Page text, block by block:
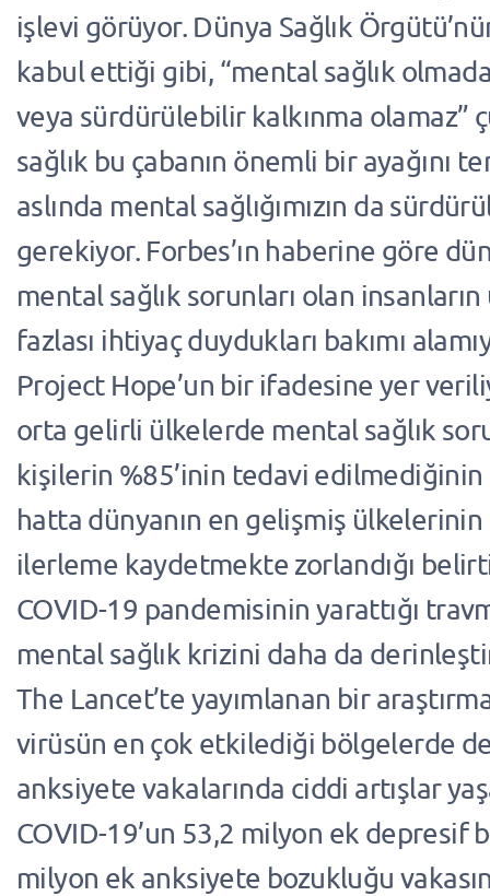
işlevi görüyor. Dünya Sağlık
kabul ettiği gibi, “mental sağlık
veya sürdürülebilir kalkınma olamaz”
sağlık bu çabanın önemli bir ayağını
aslında mental sağlığımızın da
gerekiyor. Forbes’ın haberine göre
mental sağlık sorunları olan
fazlası ihtiyaç duydukları bakımı
Project Hope’un bir ifadesine yer
orta gelirli ülkelerde mental sağlık
kişilerin %85’inin tedavi edilmediğinin
hatta dünyanın en gelişmiş
ilerleme kaydetmekte zorlandığı
COVID-19 pandemisinin yarattığı
mental sağlık krizini daha da
The Lancet’te yayımlanan bir
virüsün en çok etkilediği bölgelerde
anksiyete vakalarında ciddi artışlar
COVID-19’un 53,2 milyon ek depresif
milyon ek anksiyete bozukluğu